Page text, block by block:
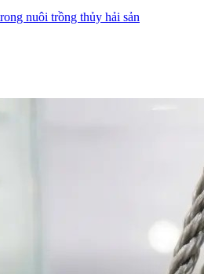
nuôi trồng thủy hải sản